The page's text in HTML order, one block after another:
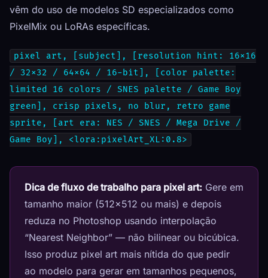
vêm do uso de modelos SD especializados como
PixelMix ou LoRAs específicas.
pixel art, [subject], [resolution hint: 16x16
/ 32x32 / 64x64 / 16-bit], [color palette:
limited 16 colors / SNES palette / Game Boy
green], crisp pixels, no blur, retro game
sprite, [art era: NES / SNES / Mega Drive /
Game Boy], <lora:pixelArt_XL:0.8>
Dica de fluxo de trabalho para pixel art: Gere em
tamanho maior (512×512 ou mais) e depois
reduza no Photoshop usando interpolação
“Nearest Neighbor” — não bilinear ou bicúbica.
Isso produz pixel art mais nítida do que pedir
ao modelo para gerar em tamanhos pequenos,